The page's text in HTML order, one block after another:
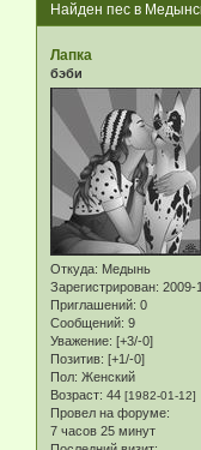
Найден пес в
Лапка
бэби
Откуда: Медынь
Зарегистрирован: 2009-
Приглашений: 0
Сообщений: 9
Уважение: [+3/-0]
Позитив: [+1/-0]
Пол: Женский
Возраст: 44 [1982-01-12]
Провел на форуме:
7 часов 25 минут